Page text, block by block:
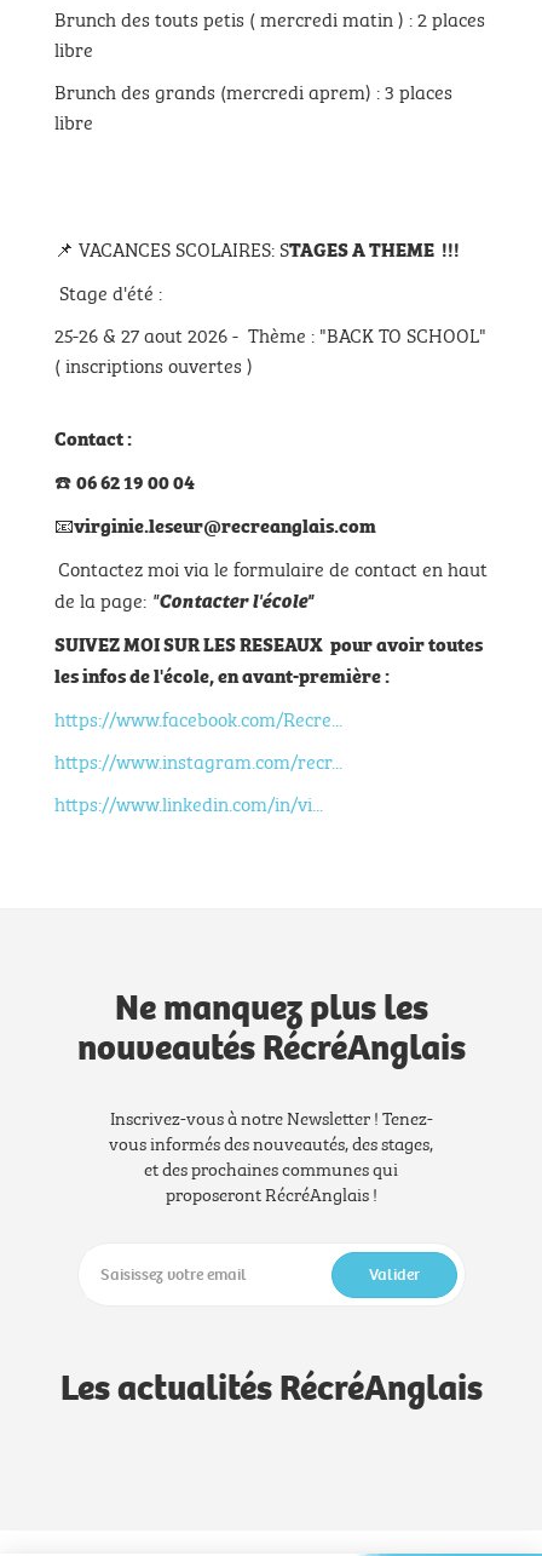
Brunch des touts petis ( mercredi matin ) : 2 places
libre
Brunch des grands (mercredi aprem) : 3 places
libre
📌 VACANCES SCOLAIRES: STAGES A THEME !!!
Stage d'été :
25-26 & 27 aout 2026 - Thème : "BACK TO SCHOOL"
( inscriptions ouvertes )
Contact :
☎️06 62 19 00 04
📧virginie.leseur@recreanglais.com
Contactez moi via le formulaire de contact en haut
de la page: "Contacter l'école"
SUIVEZ MOI SUR LES RESEAUX pour avoir toutes
les infos de l'école, en avant-première :
https://www.facebook.com/Recre...
https://www.instagram.com/recr...
https://www.linkedin.com/in/vi...
Ne manquez plus les
nouveautés RécréAnglais
Inscrivez-vous à notre Newsletter ! Tenez-
vous informés des nouveautés, des stages,
et des prochaines communes qui
proposeront RécréAnglais !
Valider
Les actualités RécréAnglais